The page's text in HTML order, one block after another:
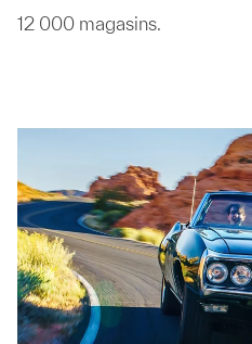
12 000 magasins.